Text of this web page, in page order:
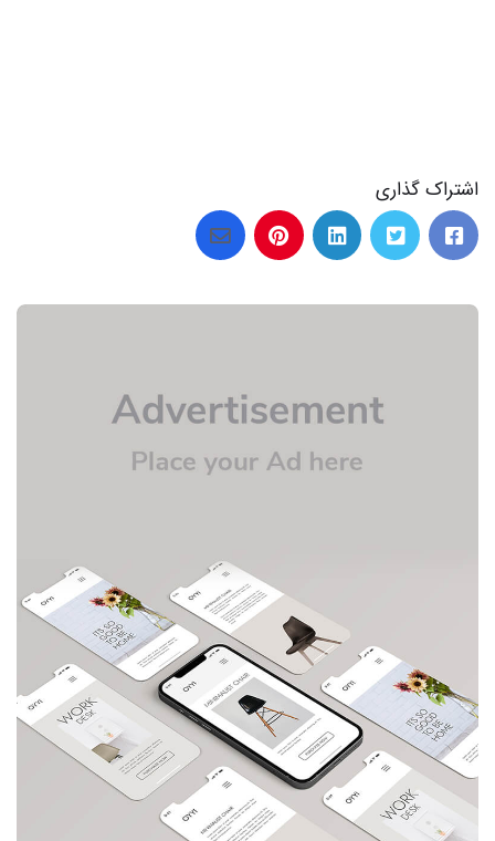
اشتراک گذاری